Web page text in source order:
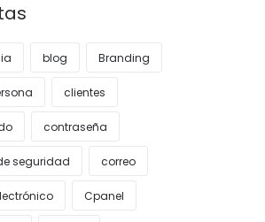
blog Branding
clientes
contraseña
seguridad correo
Cpanel